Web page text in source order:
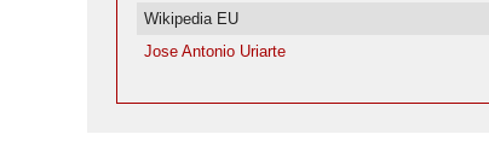
Wikipedia EU
Jose Antonio Uriarte